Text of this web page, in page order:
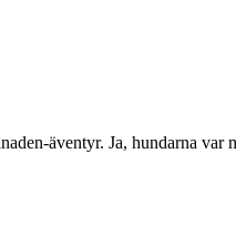
äventyr. Ja, hundarna var